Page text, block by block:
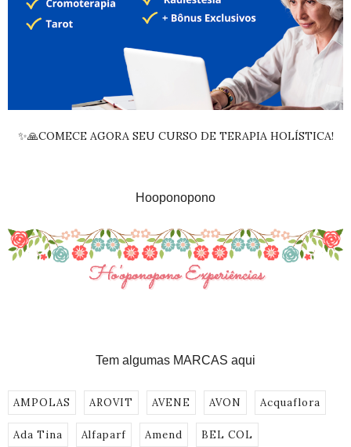
✨🙏COMECE AGORA SEU CURSO DE TERAPIA HOLÍSTICA!
Hooponopono
Tem algumas MARCAS aqui
AMPOLAS AROVIT AVENE AVON Acquaflora
Ada Tina Alfaparf Amend BEL COL